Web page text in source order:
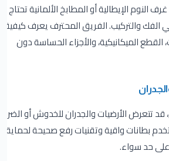
الإيطالية أو المطابخ الألمانية تحتاج
الفك والتركيب. الفريق المحترف يعرف كيفية
الميكانيكية، والأجزاء الحساسة دون
قد تتعرض الأرضيات والجدران للخدوش أو الضرر.
بطانات واقية وتقنيات رفع صحيحة لحماية
على حد سواء.